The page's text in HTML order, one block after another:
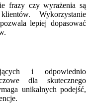
frazy czy wyrażenia są
Wykorzystanie
lepiej dopasować
i odpowiednio
dla skutecznego
unikalnych podejść,